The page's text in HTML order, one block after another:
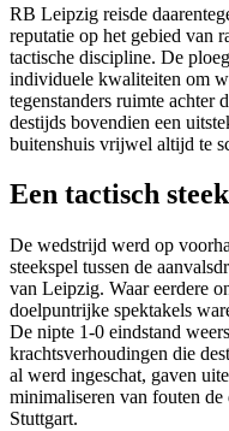
RB Leipzig reisde
reputatie op het gebied van
tactische discipline. De
individuele kwaliteiten om
tegenstanders ruimte achter
destijds bovendien een
buitenshuis vrijwel altijd te
Een tactisch
De wedstrijd werd op
steekspel tussen de
van Leipzig. Waar eerdere
doelpuntrijke spektakels
De nipte 1-0 eindstand
krachtsverhoudingen die
al werd ingeschat, gaven
minimaliseren van fouten
Stuttgart.